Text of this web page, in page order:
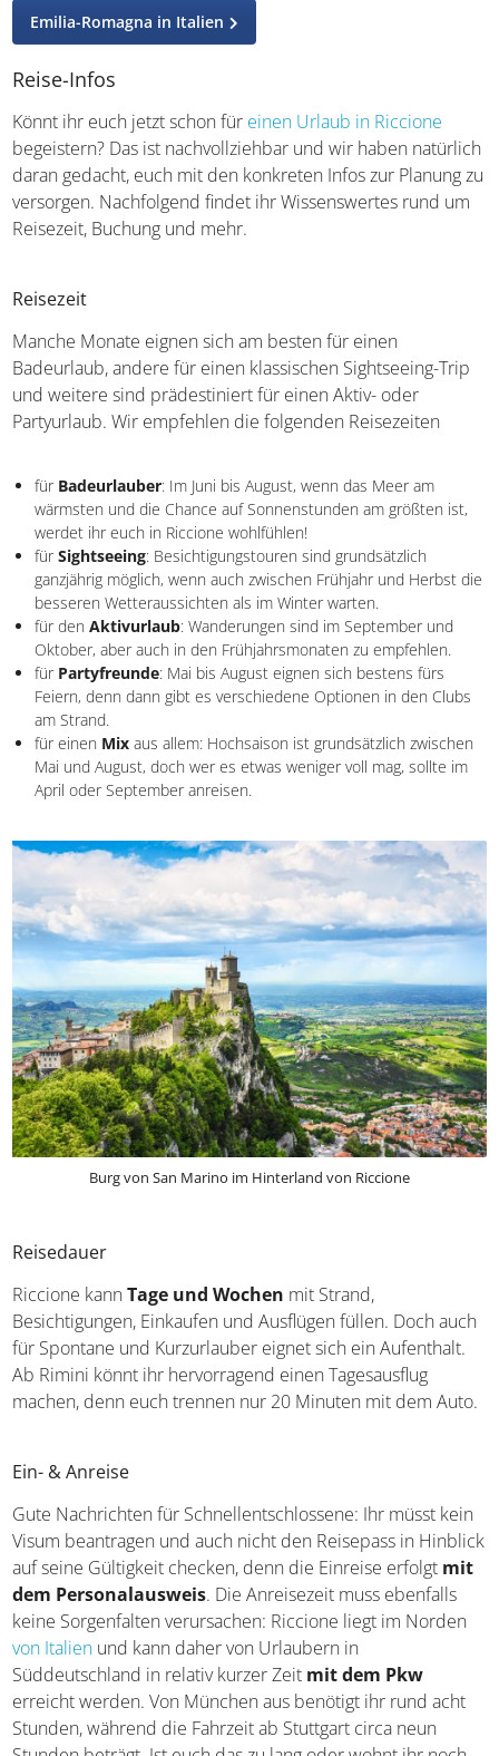
einer kleinen Pause einladen, auf denen ihr in familiärem
Umfeld lokale Spezialitäten kosten könnt. Die in die
letztes Mal für Urlaubsgefühle, wenn ihr wieder Richtung
Heimat startet.
Emilia-Romagna in Italien
Reise-Infos
Könnt ihr euch jetzt schon für
daran gedacht, euch mit den konkreten Infos zur Planung zu
versorgen. Nachfolgend findet ihr Wissenswertes rund um
Reisezeit, Buchung und mehr.
Manche Monate eignen sich am besten für einen
Badeurlaub, andere für einen klassischen Sightseeing-Trip
und weitere sind prädestiniert für einen Aktiv- oder
Partyurlaub. Wir empfehlen die folgenden Reisezeiten
fürBadeurlauber: Im Juni bis August, wenn das Meer am
wärmsten und die Chance auf Sonnenstunden am größten ist,
werdet ihr euch in Riccione wohlfühlen!
für Sightseeing
ganzjährig möglich, wenn auch zwischen Frühjahr und Herbst die
besseren Wetteraussichten als im Winter warten.
für denAktivurlaub: Wanderungen sind im September und
fürPartyfreunde: Mai bis August eignen sich bestens fürs
Feiern, denn dann gibt es verschiedene Optionen in den Clubs
am Strand.
für einenMix
aus allem: Hochsaison ist grundsätzlich zwischen
Mai und August, doch wer es etwas weniger voll mag, sollte im
April oder September anreisen.
Burg von San Marino im Hinterland von Riccione
Reisedauer
Riccione kann
für Spontane und Kurzurlauber eignet sich ein Aufenthalt.
Ab Rimini könnt ihr hervorragend einen Tagesausflug
machen, denn euch trennen nur 20 Minuten mit dem Auto.
Ein- & Anreise
Gute Nachrichten für Schnellentschlossene: Ihr müsst kein
Visum beantragen und auch nicht den Reisepass in Hinblick
auf seine Gültigkeit checken, denn die Einreise erfolgt